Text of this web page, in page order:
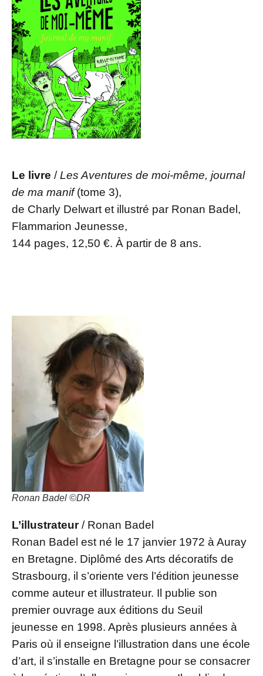
Le livre /Les Aventures de moi-même, journal
de ma manif(tome 3),
de Charly Delwart et illustré par Ronan Badel,
Flammarion Jeunesse,
144 pages, 12,50 €. À partir de 8 ans.
Ronan Badel ©DR
L’illustrateur/ Ronan Badel
Ronan Badel est né le 17 janvier 1972 à Auray
en Bretagne. Diplômé des Arts décoratifs de
Strasbourg, il s’oriente vers l’édition jeunesse
comme auteur et illustrateur. Il publie son
premier ouvrage aux éditions du Seuil
jeunesse en 1998. Après plusieurs années à
Paris où il enseigne l’illustration dans une école
d’art, il s’installe en Bretagne pour se consacrer